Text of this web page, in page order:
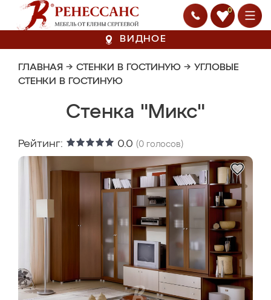
0
ВИДНОЕ
ГЛАВНАЯ → СТЕНКИ В ГОСТИНУЮ → УГЛОВЫЕ
СТЕНКИ В ГОСТИНУЮ
Стенка "Микс"
Рейтинг: 0.0 (0 голосов)